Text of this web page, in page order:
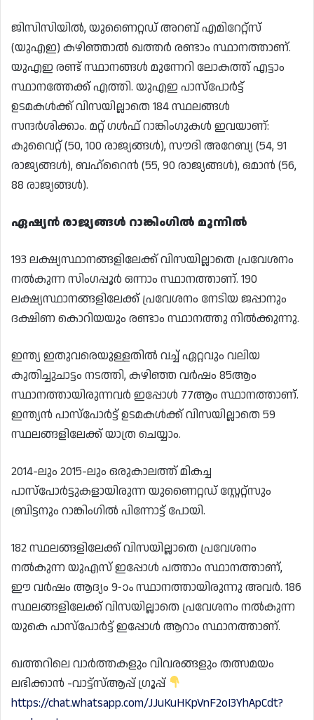
ജിസിസിയിൽ, യുണൈറ്റഡ് അറബ് എമിറേറ്റ്‌സ്
(യുഎഇ) കഴിഞ്ഞാൽ ഖത്തർ രണ്ടാം സ്ഥാനത്താണ്.
യുഎഇ രണ്ട് സ്ഥാനങ്ങൾ മുന്നേറി ലോകത്ത് എട്ടാം
സ്ഥാനത്തേക്ക് എത്തി. യുഎഇ പാസ്‌പോർട്ട്
ഉടമകൾക്ക് വിസയില്ലാതെ 184 സ്ഥലങ്ങൾ
സന്ദർശിക്കാം. മറ്റ് ഗൾഫ് റാങ്കിംഗുകൾ ഇവയാണ്:
കുവൈറ്റ് (50, 100 രാജ്യങ്ങൾ), സൗദി അറേബ്യ (54, 91
രാജ്യങ്ങൾ), ബഹ്‌റൈൻ (55, 90 രാജ്യങ്ങൾ), ഒമാൻ (56,
88 രാജ്യങ്ങൾ).
ഏഷ്യൻ രാജ്യങ്ങൾ റാങ്കിംഗിൽ മുന്നിൽ
193 ലക്ഷ്യസ്ഥാനങ്ങളിലേക്ക് വിസയില്ലാതെ പ്രവേശനം
നൽകുന്ന സിംഗപ്പൂർ ഒന്നാം സ്ഥാനത്താണ്. 190
ലക്ഷ്യസ്ഥാനങ്ങളിലേക്ക് പ്രവേശനം നേടിയ ജപ്പാനും
ദക്ഷിണ കൊറിയയും രണ്ടാം സ്ഥാനത്തു നിൽക്കുന്നു.
ഇന്ത്യ ഇതുവരെയുള്ളതിൽ വച്ച് ഏറ്റവും വലിയ
കുതിച്ചുചാട്ടം നടത്തി, കഴിഞ്ഞ വർഷം 85ആം
സ്ഥാനത്തായിരുന്നവർ ഇപ്പോൾ 77ആം സ്ഥാനത്താണ്.
ഇന്ത്യൻ പാസ്‌പോർട്ട് ഉടമകൾക്ക് വിസയില്ലാതെ 59
സ്ഥലങ്ങളിലേക്ക് യാത്ര ചെയ്യാം.
2014-ലും 2015-ലും ഒരുകാലത്ത് മികച്ച
പാസ്‌പോർട്ടുകളായിരുന്ന യുണൈറ്റഡ് സ്റ്റേറ്റ്സും
ബ്രിട്ടനും റാങ്കിംഗിൽ പിന്നോട്ട് പോയി.
182 സ്ഥലങ്ങളിലേക്ക് വിസയില്ലാതെ പ്രവേശനം
നൽകുന്ന യുഎസ് ഇപ്പോൾ പത്താം സ്ഥാനത്താണ്,
ഈ വർഷം ആദ്യം 9-ാം സ്ഥാനത്തായിരുന്നു അവർ. 186
സ്ഥലങ്ങളിലേക്ക് വിസയില്ലാതെ പ്രവേശനം നൽകുന്ന
യുകെ പാസ്പോർട്ട് ഇപ്പോൾ ആറാം സ്ഥാനത്താണ്.
ഖത്തറിലെ വാർത്തകളും വിവരങ്ങളും തത്സമയം
ലഭിക്കാൻ -വാട്ട്സ്ആപ്പ് ഗ്രൂപ്പ്
https://chat.whatsapp.com/JJuKuHKpVnF2oI3YhApCdt?